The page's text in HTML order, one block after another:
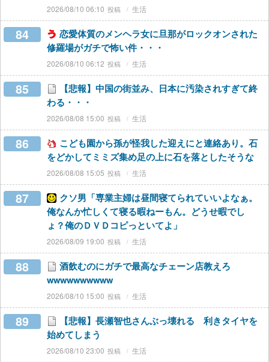
2026/08/10 06:10 生活
84
恋愛体質のメンヘラ女に旦那がロックオンされた
修羅場がガチで怖い件・・・
2026/08/10 06:12 生活
85
【悲報】中国の街並み、日本に汚染されすぎて終
わる・・・
2026/08/08 15:00 生活
86
こども園から孫が怪我した迎えにと連絡あり。石
をどかしてミミズ集め足の上に石を落としたそうな
2026/08/08 15:05 生活
87
クソ男「専業主婦は昼間寝てられていいよなぁ。
俺なんか忙しくて寝る暇ねーもん。どうせ暇でし
ょ？俺のＤＶＤコピっといてよ」
2026/08/09 19:00 生活
88
酒飲むのにガチで最高なチェーン店教えろ
wwwwwwwwww
2026/08/10 15:00 生活
89
【悲報】長瀬智也さんぶっ壊れる 利きタイヤを
始めてしまう
2026/08/10 23:00 生活